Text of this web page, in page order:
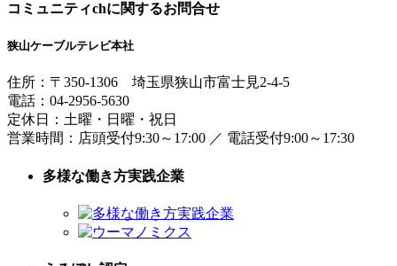
コミュニティchに関するお問合せ
狭山ケーブルテレビ本社
住所： 〒350-1306 埼玉県狭山市富士見2-4-5
電話： 04-2956-5630
定休日：土曜・日曜・祝日
営業時間： 店頭受付9:30～17:00 ／ 電話受付9:00～17:30
多様な働き方実践企業